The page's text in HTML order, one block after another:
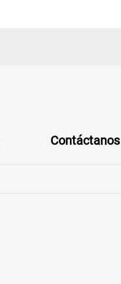
Contáctanos